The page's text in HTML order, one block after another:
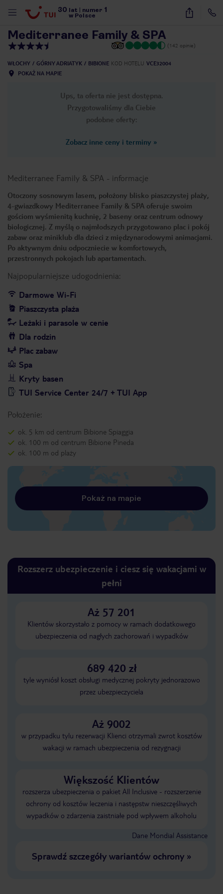
30 lat numer 1
w Polsce
24
Mediterranee Family & SPA
(142 opinie)
WŁOCHY GÓRNY ADRIATYK BIBIONE KOD HOTELU VCE32004
POKAŻ NA MAPIE
Ups, ta oferta nie jest dostępna.
Przygotowaliśmy dla Ciebie
podobne oferty:
Zobacz inne ceny i terminy »
Mediterranee Family & SPA - informacje
Otoczony sosnowym lasem, położony blisko piaszczystej plaży,
4-gwiazdkowy Mediterranee Family & SPA oferuje swoim
gościom wyśmienitą kuchnię, 2 baseny oraz centrum odnowy
biologicznej. Z myślą o najmłodszych przygotowano plac i pokój
zabaw oraz miniklub dla dzieci z międzynarodowymi animacjami.
Po aktywnym dniu odpoczniecie w komfortowych,
przestronnych pokojach lub apartamentach.
Najpopularniejsze udogodnienia:
Darmowe Wi-Fi
Piaszczysta plaża
Leżaki i parasole w cenie
Dla rodzin
Plac zabaw
Spa
Kryty basen
TUI Service Center 24/7 + TUI App
Położenie:
ok. 5 km od centrum Bibione Spiaggia
ok. 100 m od centrum Bibione Pineda
ok. 100 m od plaży
Pokaż na mapie
Rozszerz ubezpieczenie i ciesz się wakacjami w
pełni
Aż 57 201
Klientów skorzystało z pomocy w ramach dodatkowego
ubezpieczenia od nagłych zachorowań i wypadków
689 420 zł
tyle wyniósł koszt obsługi medycznej pokryty jednorazowo
przez ubezpieczyciela
Aż 9002
w przypadku tylu rezerwacji Klienci otrzymali zwrot kosztów
wakacji w ramach ubezpieczenia od rezygnacji
Większość Klientów
rozszerza ubezpieczenia o pakiet All Inclusive - rozszerzenie
ochrony od kosztów leczenia i następstw nieszczęśliwych
wypadków o zdarzenia zaistniałe pod wpływem alkoholu
Dane Mondial Assistance
Sprawdź szczegóły wariantów ochrony»